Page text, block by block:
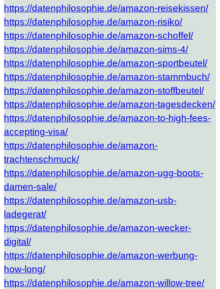
https://datenphilosophie.de/amazon-reisekissen/
https://datenphilosophie.de/amazon-risiko/
https://datenphilosophie.de/amazon-schoffel/
https://datenphilosophie.de/amazon-sims-4/
https://datenphilosophie.de/amazon-sportbeutel/
https://datenphilosophie.de/amazon-stammbuch/
https://datenphilosophie.de/amazon-stoffbeutel/
https://datenphilosophie.de/amazon-tagesdecken/
https://datenphilosophie.de/amazon-to-high-fees-
accepting-visa/
https://datenphilosophie.de/amazon-
trachtenschmuck/
https://datenphilosophie.de/amazon-ugg-boots-
damen-sale/
https://datenphilosophie.de/amazon-usb-
ladegerat/
https://datenphilosophie.de/amazon-wecker-
digital/
https://datenphilosophie.de/amazon-werbung-
how-long/
https://datenphilosophie.de/amazon-willow-tree/